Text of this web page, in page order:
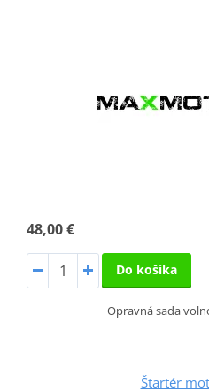
48,00 €
Do košíka
Opravná sada
Štartér